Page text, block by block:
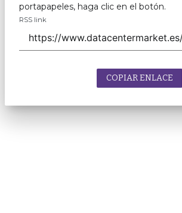
portapapeles, haga clic en el botón.
RSS link
COPIAR ENLACE